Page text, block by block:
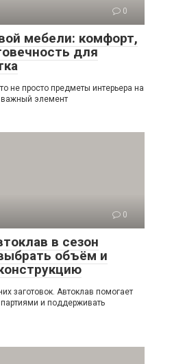
0
мебели: комфорт,
для
не просто предметы интерьера на
важный элемент
0
в сезон
объём и
заготовок. Автоклав помогает
и поддерживать